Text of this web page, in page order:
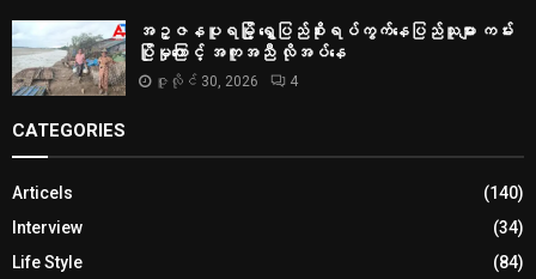
အဥ္ဇနပူရမြို့ ရွှေပြည်စိုးရပ်ကွက်နေပြည်သူများ ကမ်း
ပြိုမှုကြောင့် အကူအညီ လိုအပ်နေ
ဇူလိုင် 30, 2026 4
CATEGORIES
Articels
(140)
Interview
(34)
Life Style
(84)